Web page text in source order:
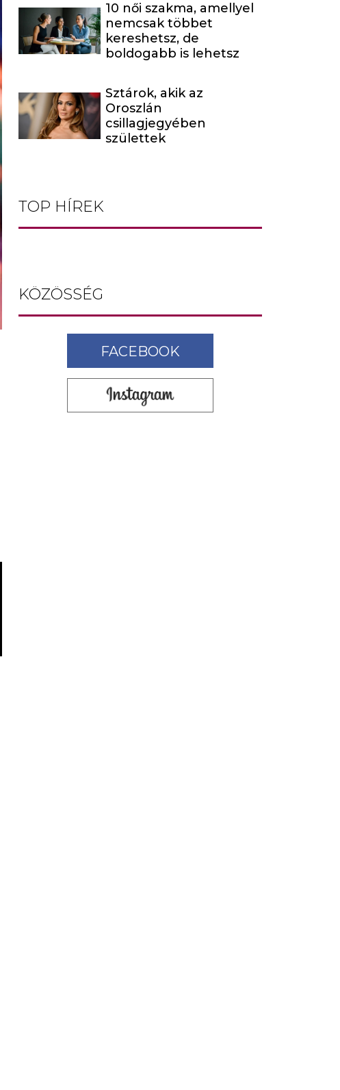
10 női szakma, amellyel
nemcsak többet
kereshetsz, de
boldogabb is lehetsz
Sztárok, akik az
Oroszlán
csillagjegyében
születtek
TOP HÍREK
KÖZÖSSÉG
FACEBOOK